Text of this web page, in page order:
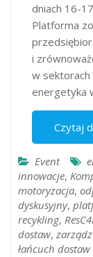
dniach 16-
Platforma
i
w
energetyka
Czytaj
Event
innowacje,
motoryzacja,
dyskusyjny,
recykling,
dostaw,
łańcuch dostaw